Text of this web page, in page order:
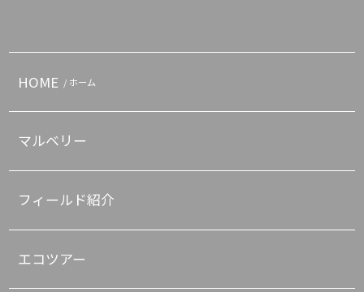
HOME / ホーム
マルベリー
フィールド紹介
エコツアー